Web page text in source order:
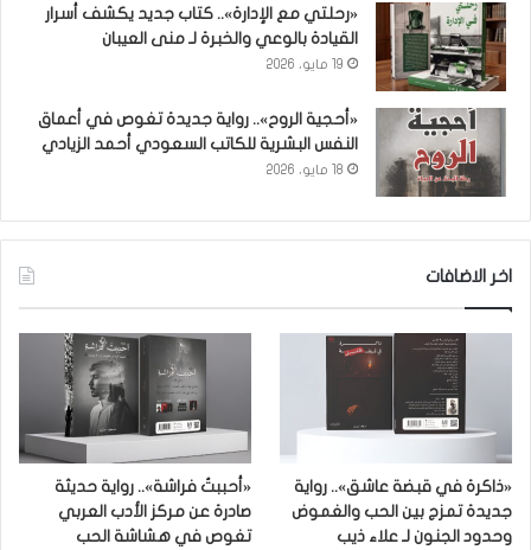
«رحلتي مع الإدارة».. كتاب جديد يكشف أسرار
القيادة بالوعي والخبرة لـ منى العيبان
19 مايو، 2026
«أحجية الروح».. رواية جديدة تغوص في أعماق
النفس البشرية للكاتب السعودي أحمد الزيادي
18 مايو، 2026
اخر الاضافات
«ذاكرة في قبضة عاشق».. رواية
جديدة تمزج بين الحب والغموض
وحدود الجنون لـ علاء ذيب
«أحببتُ فراشة».. رواية حديثة
صادرة عن مركز الأدب العربي
تغوص في هشاشة الحب